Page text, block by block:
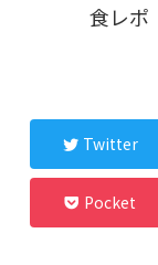
食レポ
Twitter
Pocket